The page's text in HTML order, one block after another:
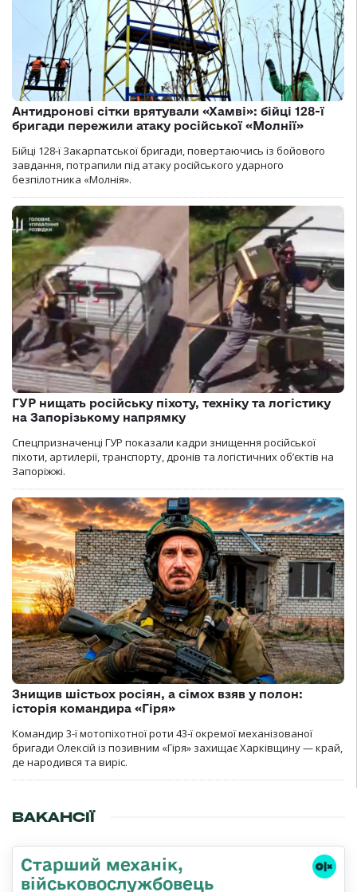
Антидронові сітки врятували «Хамві»: бійці 128-ї
бригади пережили атаку російської «Молнії»
Бійці 128-ї Закарпатської бригади, повертаючись із бойового
завдання, потрапили під атаку російського ударного
безпілотника «Молнія».
ГУР нищать російську піхоту, техніку та логістику
на Запорізькому напрямку
Спецпризначенці ГУР показали кадри знищення російської
піхоти, артилерії, транспорту, дронів та логістичних об’єктів на
Запоріжжі.
Знищив шістьох росіян, а сімох взяв у полон:
історія командира «Гіря»
Командир 3-ї мотопіхотної роти 43-ї окремої механізованої
бригади Олексій із позивним «Гіря» захищає Харківщину — край,
де народився та виріс.
ВАКАНСІЇ
Стаpший механік,
військовослужбовець